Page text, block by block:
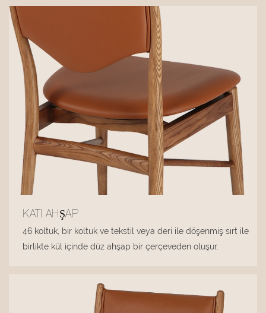
KATI AHŞAP
46 koltuk, bir koltuk ve tekstil veya deri ile döşenmiş sırt ile
birlikte kül içinde düz ahşap bir çerçeveden oluşur.